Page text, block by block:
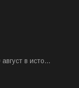
в исто...